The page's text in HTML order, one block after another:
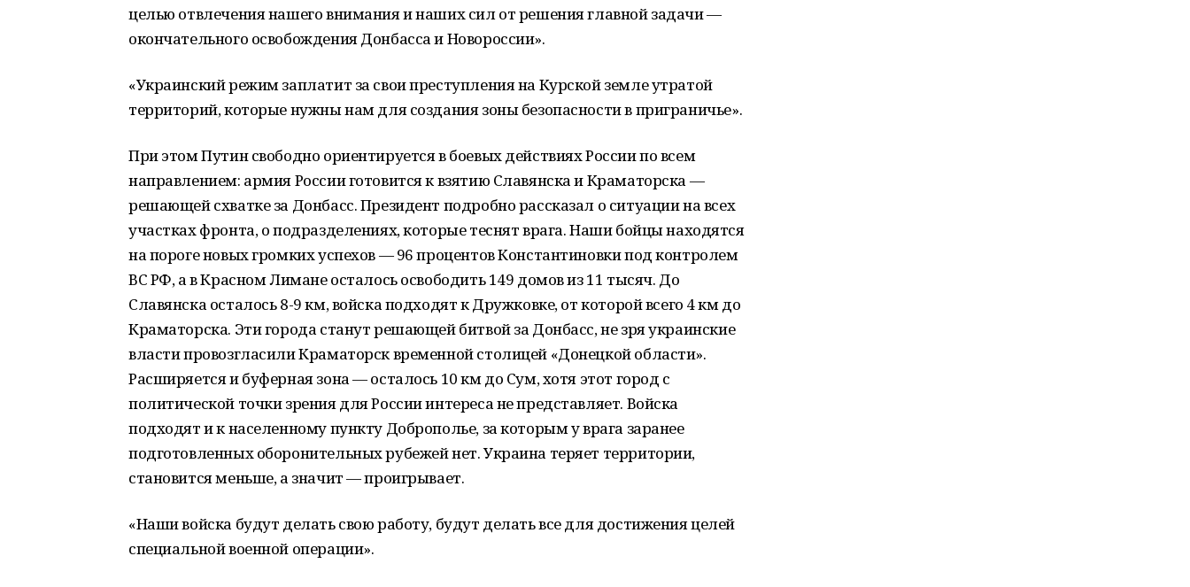
целью отвлечения нашего внимания и наших сил от решения главной задачи —
окончательного освобождения Донбасса и Новороссии».
«Украинский режим заплатит за свои преступления на Курской земле утратой
территорий, которые нужны нам для создания зоны безопасности в приграничье».
При этом Путин свободно ориентируется в боевых действиях России по всем
направлением: армия России готовится к взятию Славянска и Краматорска —
решающей схватке за Донбасс. Президент подробно рассказал о ситуации на всех
участках фронта, о подразделениях, которые теснят врага. Наши бойцы находятся
на пороге новых громких успехов — 96 процентов Константиновки под контролем
ВС РФ, а в Красном Лимане осталось освободить 149 домов из 11 тысяч. До
Славянска осталось 8-9 км, войска подходят к Дружковке, от которой всего 4 км до
Краматорска. Эти города станут решающей битвой за Донбасс, не зря украинские
власти провозгласили Краматорск временной столицей «Донецкой области».
Расширяется и буферная зона — осталось 10 км до Сум, хотя этот город с
политической точки зрения для России интереса не представляет. Войска
подходят и к населенному пункту Доброполье, за которым у врага заранее
подготовленных оборонительных рубежей нет. Украина теряет территории,
становится меньше, а значит — проигрывает.
«Наши войска будут делать свою работу, будут делать все для достижения целей
специальной военной операции».